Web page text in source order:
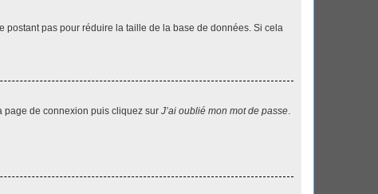
postant pas pour réduire la taille de la base de données. Si cela
page de connexion puis cliquez sur J’ai oublié mon mot de passe.